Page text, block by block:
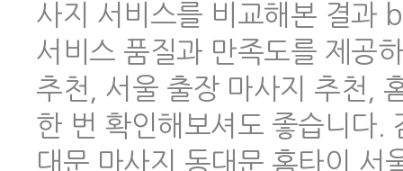
사지 서비스를 비교해본 결과
서비스 품질과 만족도를 제공
추천, 서울 출장 마사지 추천,
한 번 확인해보셔도 좋습니다
대문 마사지 동대문 홈타이 서